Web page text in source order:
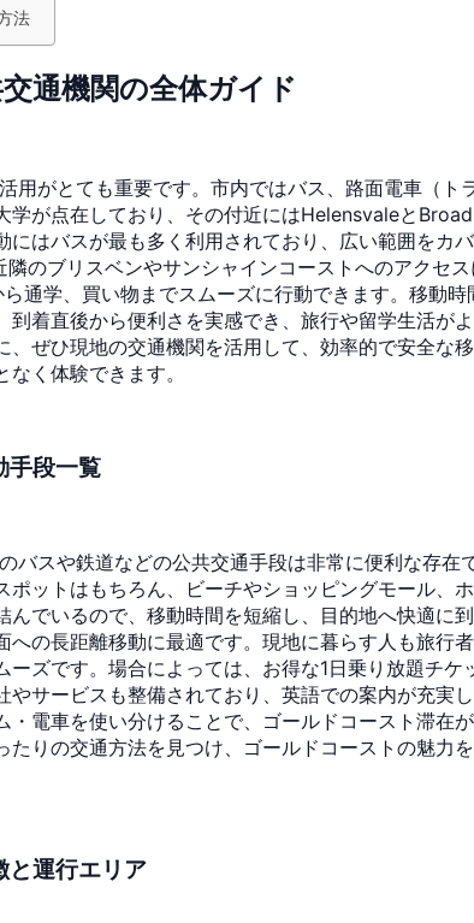
法
通機関の全体ガイド
用がとても重要です。市内ではバス、路面電車（ト
が点在しており、その付近にはHelensvaleと
はバスが最も多く利用されており、広い範囲をカ
のブリスベンやサンシャインコーストへのアクセ
通学、買い物までスムーズに行動できます。移動時
着直後から便利さを実感でき、旅行や留学生活が
ぜひ現地の交通機関を活用して、効率的で安全な
く体験できます。
手段一覧
バスや鉄道などの公共交通手段は非常に便利な存在
ットはもちろん、ビーチやショッピングモール、
でいるので、移動時間を短縮し、目的地へ快適に
の長距離移動に最適です。現地に暮らす人も旅行
ズです。場合によっては、お得な1日乗り放題チケ
サービスも整備されており、英語での案内が充実
電車を使い分けることで、ゴールドコースト滞在
りの交通方法を見つけ、ゴールドコーストの魅力
と運行エリア